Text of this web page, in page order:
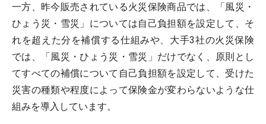
一方、昨今販売されている火災保険商品では、「風災・
ひょう災・雪災」については自己負担額を設定して、そ
れを超えた分を補償する仕組みや、大手3社の火災保険
では、「風災・ひょう災・雪災」だけでなく、原則とし
てすべての補償について自己負担額を設定して、受けた
災害の種類や程度によって保険金が変わらないような仕
組みを導入しています。